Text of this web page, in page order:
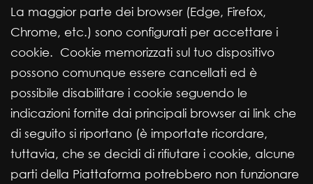
La maggior parte dei browser (Edge, Firefox,
Chrome, etc.) sono configurati per accettare i
cookie. Cookie memorizzati sul tuo dispositivo
possono comunque essere cancellati ed è
possibile disabilitare i cookie seguendo le
indicazioni fornite dai principali browser ai link che
di seguito si riportano (è importate ricordare,
tuttavia, che se decidi di rifiutare i cookie, alcune
parti della Piattaforma potrebbero non funzionare